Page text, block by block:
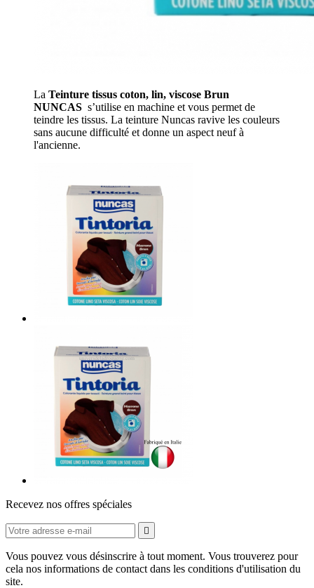
La Teinture tissus coton, lin, viscose Brun
NUNCAS s’utilise en machine et vous permet de
teindre les tissus. La teinture Nuncas ravive les couleurs
sans aucune difficulté et donne un aspect neuf à
l'ancienne.
Recevez nos offres spéciales

Vous pouvez vous désinscrire à tout moment. Vous trouverez pour
cela nos informations de contact dans les conditions d'utilisation du
site.